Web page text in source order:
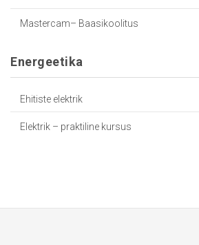
Mastercam– Baasikoolitus
Energeetika
Ehitiste elektrik
Elektrik – praktiline kursus